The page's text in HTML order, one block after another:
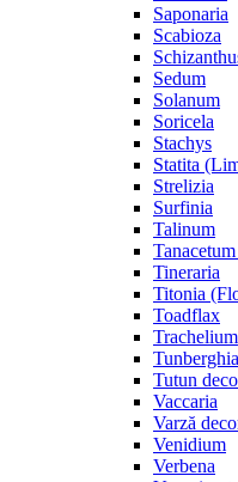
Saponaria
Scabioza
Sedum
Solanum
Soricela
Stachys
Statita
Strelizia
Surfinia
Talinum
Tineraria
Titonia
Toadflax
Trachelium
Tunberghia
Tutun
Vaccaria
Varză
Venidium
Verbena